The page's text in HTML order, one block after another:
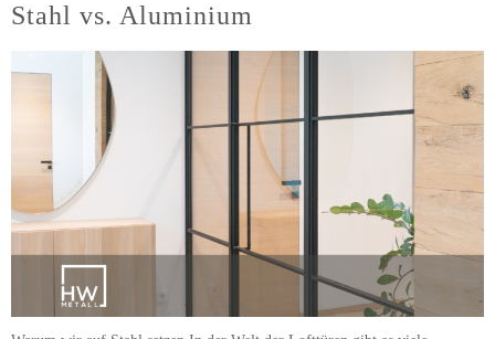
Stahl vs. Aluminium